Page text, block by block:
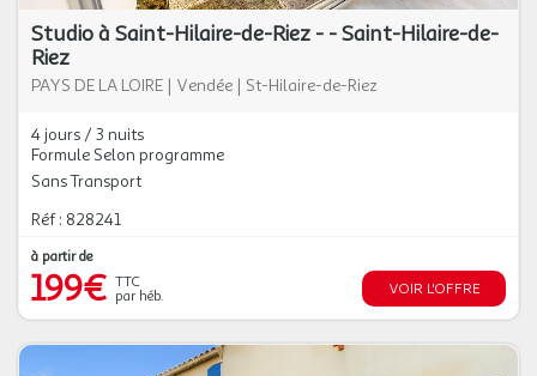
Studio à Saint-Hilaire-de-Riez - - Saint-Hilaire-de-
Riez
PAYS DE LA LOIRE | Vendée | St-Hilaire-de-Riez
4 jours / 3 nuits
Formule Selon programme
Sans Transport
Réf : 828241
à partir de
199€ TTC
par héb.
VOIR L'OFFRE